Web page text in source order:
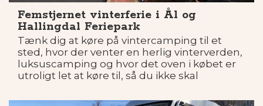
Femstjernet vinterferie i Ål og
Hallingdal Feriepark
Tænk dig at køre på vintercamping til et
sted, hvor der venter en herlig vinterverden,
luksuscamping og hvor det oven i købet er
utroligt let at køre til, så du ikke skal
Sådan et sted er Hallingdal Feriepark i Ål.